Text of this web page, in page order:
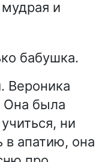
и
бабушка.
Вероника
была
ни
в апатию, она